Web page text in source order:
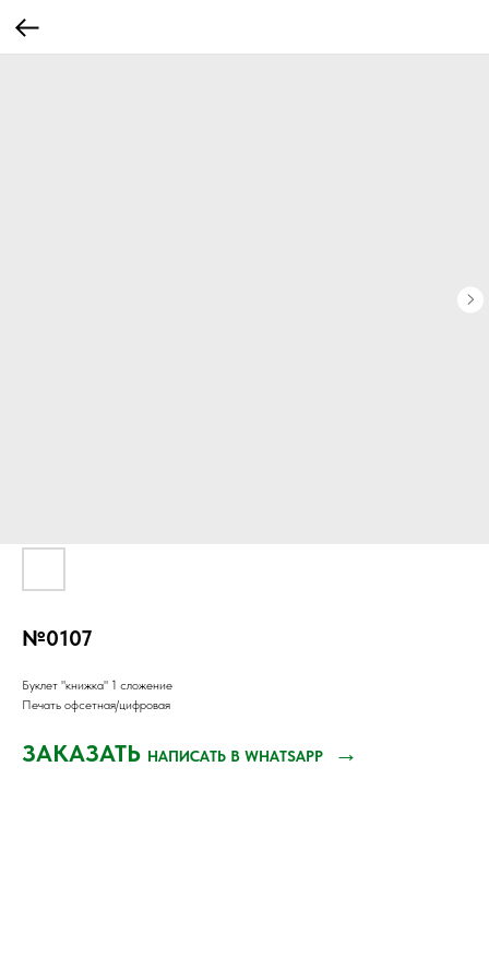
№0107
Буклет "книжка" 1 сложение
Печать офсетная/цифровая
ЗАКАЗАТЬ НАПИСАТЬ В WHATSAPP →